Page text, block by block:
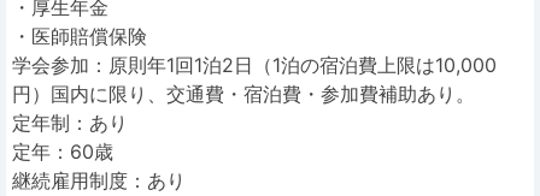
・厚生年金
・医師賠償保険
学会参加：原則年1回1泊2日（1泊の宿泊費上限は10,000
円）国内に限り、交通費・宿泊費・参加費補助あり。
定年制：あり
定年：60歳
継続雇用制度：あり